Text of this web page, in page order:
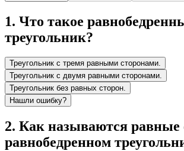
1. Что такое
треугольник?
Треугольник с тремя равными сторонами.
Треугольник с двумя равными сторонами.
Треугольник без равных сторон.
Нашли ошибку?
2. Как называются равные
равнобедренном